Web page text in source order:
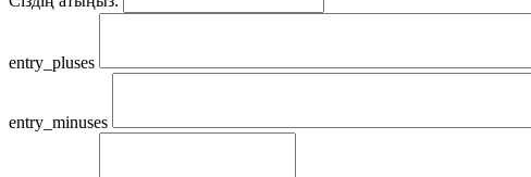
entry_pluses
entry_minuses